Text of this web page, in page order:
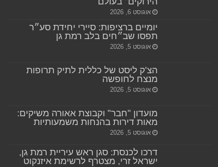
אוגוסט 6, 2026
יומיים ברציפות: סיירי יחידת סע״ר
תפסו שב״חים בלב רמת גן
אוגוסט 5, 2026
הצ'ק ליסט של כללית לתיק תרופות
מנצח לחופשה
אוגוסט 5, 2026
מועדון "חבר" וקבוצת אאורה משיקים:
מאות דירות בהנחות משמעותיות
אוגוסט 5, 2026
דרכו לכנסת: סגן ראש עיריית רמת גן,
ישראל זרי, מצטרף לרשימת איזנקוט